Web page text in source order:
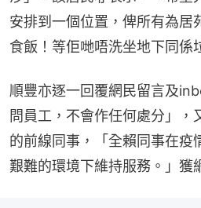
安排到一個位置，俾所有為居
食飯！等佢哋唔洗坐地下同係
順豐亦逐一回覆網民留言及
問員工，不會作任何處分」，
的前線同事，「全賴同事在疫
艱難的環境下維持服務。」獲